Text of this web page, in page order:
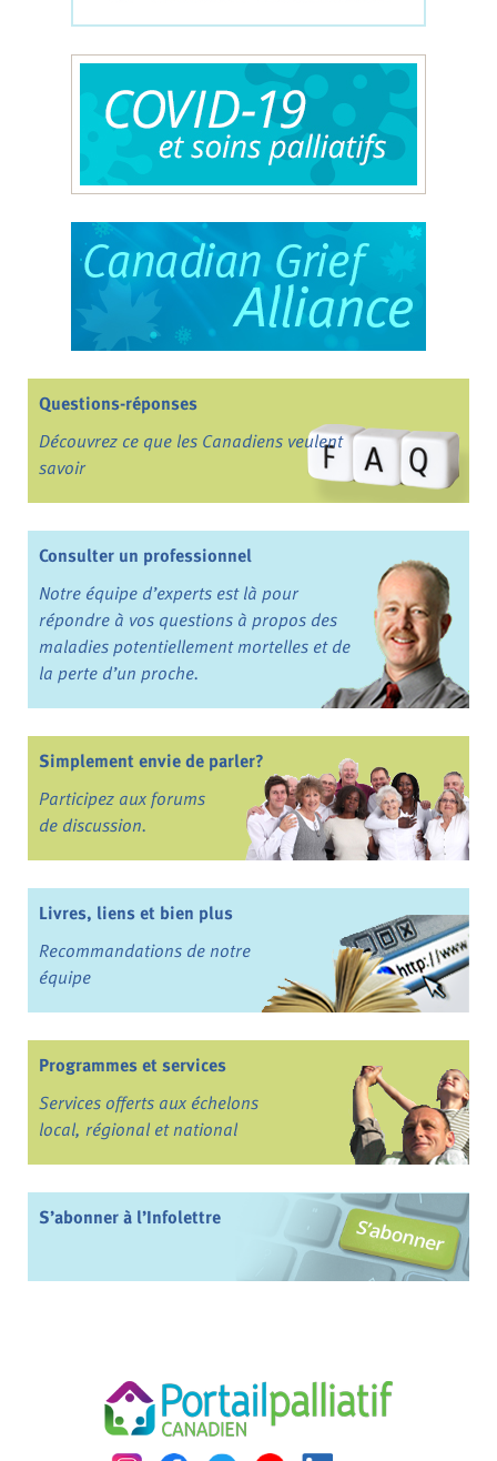
Questions-réponses
Découvrez ce que les Canadiens veulent
savoir
Consulter un professionnel
Notre équipe d’experts est là pour
répondre à vos questions à propos des
maladies potentiellement mortelles et de
la perte d’un proche.
Simplement envie de parler?
Participez aux forums
de discussion.
Livres, liens et bien plus
Recommandations de notre
équipe
Programmes et services
Services offerts aux échelons
local, régional et national
S’abonner à l’Infolettre